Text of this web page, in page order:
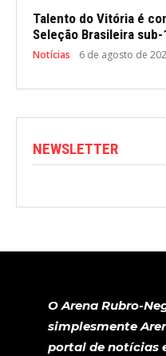
Talento do Vitória é
Seleção Brasileira sub-
Notícias 6 de agosto de
NEWSLETTER
O Arena Rubro-
simplesmente
portal de notícias